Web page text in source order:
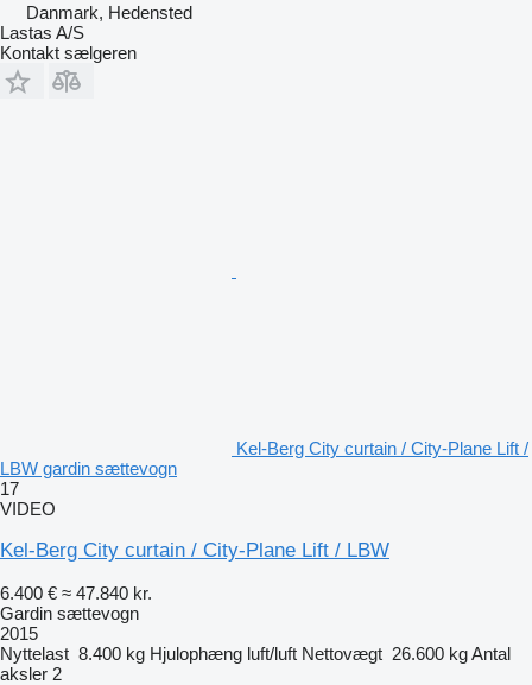
Danmark, Hedensted
Lastas A/S
Kontakt sælgeren
Kel-Berg City curtain / City-Plane Lift /
LBW gardin sættevogn
17
VIDEO
Kel-Berg City curtain / City-Plane Lift / LBW
6.400 € ≈ 47.840 kr.
Gardin sættevogn
2015
Nyttelast 8.400 kg Hjulophæng luft/luft Nettovægt 26.600 kgAntal
aksler 2